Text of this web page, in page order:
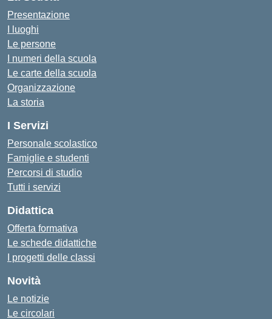
Presentazione
I luoghi
Le persone
I numeri della scuola
Le carte della scuola
Organizzazione
La storia
I Servizi
Personale scolastico
Famiglie e studenti
Percorsi di studio
Tutti i servizi
Didattica
Offerta formativa
Le schede didattiche
I progetti delle classi
Novità
Le notizie
Le circolari